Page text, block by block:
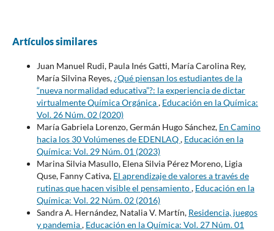
Artículos similares
Juan Manuel Rudi, Paula Inés Gatti, María Carolina Rey,
María Silvina Reyes,¿Qué piensan los estudiantes de la
“nueva normalidad educativa”?: la experiencia de dictar
virtualmente Química Orgánica, Educación en la Química:
Vol. 26 Núm. 02 (2020)
María Gabriela Lorenzo, Germán Hugo Sánchez, En Camino
hacia los 30 Volúmenes de EDENLAQ, Educación en la
Química: Vol. 29 Núm. 01 (2023)
Marina Silvia Masullo, Elena Silvia Pérez Moreno, Ligia
Quse, Fanny Cativa, El aprendizaje de valores a través de
rutinas que hacen visible el pensamiento, Educación en la
Química: Vol. 22 Núm. 02 (2016)
Sandra A. Hernández, Natalia V. Martín, Residencia, juegos
y pandemia, Educación en la Química: Vol. 27 Núm. 01